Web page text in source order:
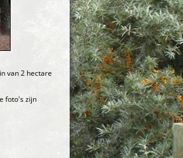
van 2 hectare
foto's zijn